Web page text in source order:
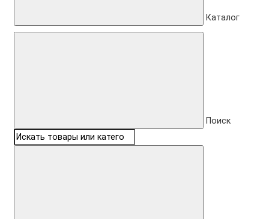
Каталог
Поиск